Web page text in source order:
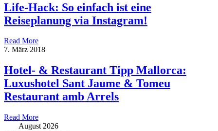
Life-Hack: So einfach ist eine
Reiseplanung via Instagram!
Read More
7. März 2018
Hotel- & Restaurant Tipp Mallorca:
Luxushotel Sant Jaume & Tomeu
Restaurant amb Arrels
Read More
August 2026